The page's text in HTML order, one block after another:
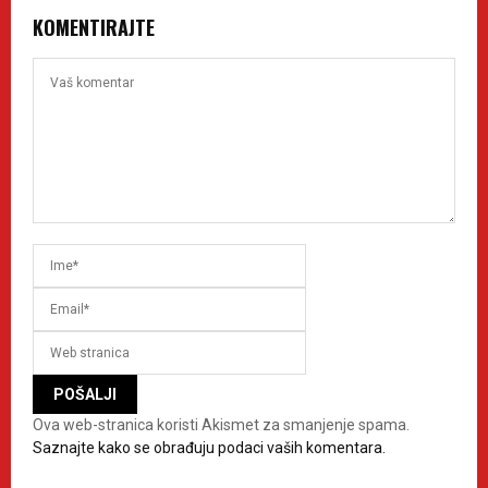
KOMENTIRAJTE
Ova web-stranica koristi Akismet za smanjenje spama.
Saznajte kako se obrađuju podaci vaših komentara.